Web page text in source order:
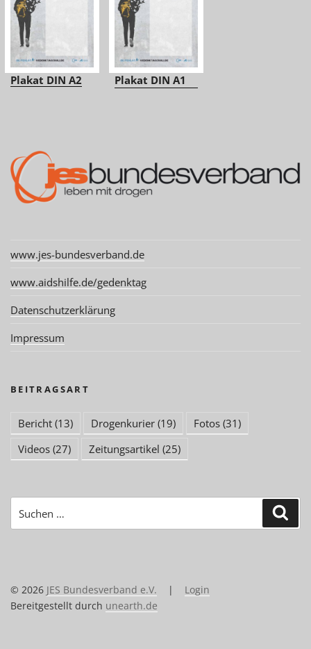
Plakat DIN A2 Plakat DIN A1
www.jes-bundesverband.de
www.aidshilfe.de/gedenktag
Datenschutzerklärung
Impressum
BEITRAGSART
Bericht (13) Drogenkurier (19) Fotos (31)
Videos (27) Zeitungsartikel (25)
nach:
© 2026 JES Bundesverband e.V. | Login
Bereitgestellt durch unearth.de